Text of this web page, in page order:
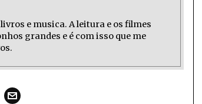
e musica. A leitura e os filmes
grandes e é com isso que me